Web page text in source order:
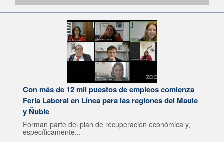
Con más de 12 mil puestos de empleos comienza
Feria Laboral en Línea para las regiones del Maule
y Ñuble
Forman parte del plan de recuperación económica y,
específicamente...